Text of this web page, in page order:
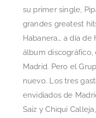
su primer single,
grandes greatest
Habanera… a día
álbum discográfico,
Madrid. Pero el
nuevo. Los tres
envidiados de
Saiz y Chiqui